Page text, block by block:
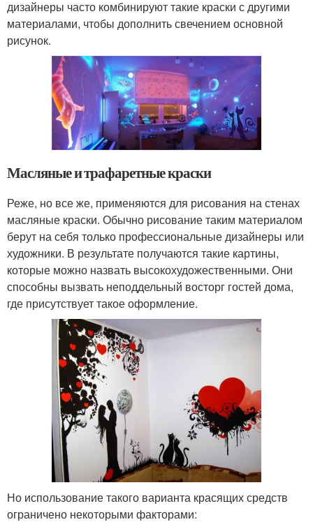
дизайнеры часто комбинируют такие краски с другими
материалами, чтобы дополнить свечением основной
рисунок.
Масляные и трафаретные краски
Реже, но все же, применяются для рисования на стенах
масляные краски. Обычно рисование таким материалом
берут на себя только профессиональные дизайнеры или
художники. В результате получаются такие картины,
которые можно назвать высокохудожественными. Они
способны вызвать неподдельный восторг гостей дома,
где присутствует такое оформление.
Но использование такого варианта красящих средств
ограничено некоторыми факторами: